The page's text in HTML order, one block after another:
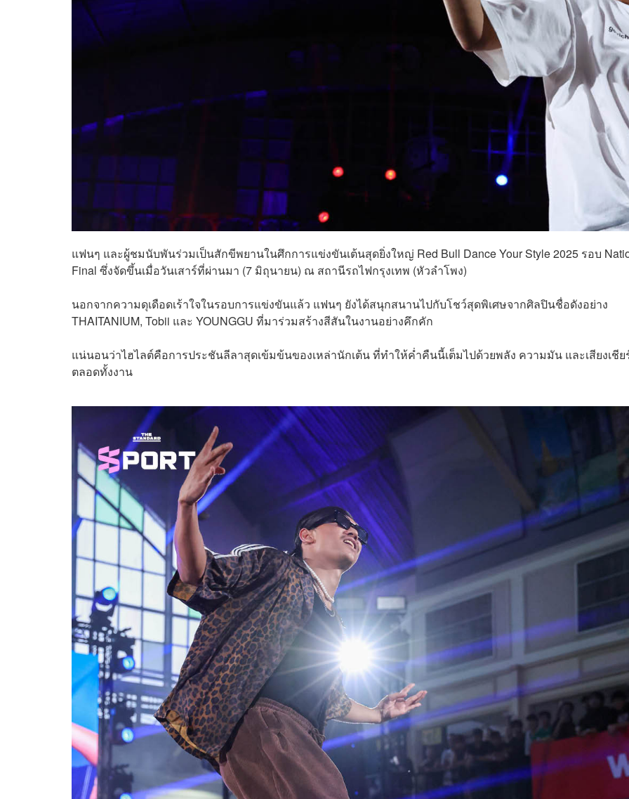
แฟนๆ และผู้ชมนับพันร่วมเป็นสักขีพยานในศึกการแข่งขันเต้นสุดยิ่งใหญ่ Red Bull Dance Your Style 2025 รอบ
Final ซึ่งจัดขึ้นเมื่อวันเสาร์ที่ผ่านมา (7 มิถุนายน) ณ สถานีรถไฟกรุงเทพ (หัวลำโพง)
นอกจากความดุเดือดเร้าใจในรอบการแข่งขันแล้ว แฟนๆ ยังได้สนุกสนานไปกับโชว์สุดพิเศษจากศิลปินชื่อดังอย่าง
THAITANIUM, Tobii และ YOUNGGU ที่มาร่วมสร้างสีสันในงานอย่างคึกคัก
แน่นอนว่าไฮไลต์คือการประชันลีลาสุดเข้มข้นของเหล่านักเต้น ที่ทำให้ค่ำคืนนี้เต็มไปด้วยพลัง ความมัน และเสียงเชี
ตลอดทั้งงาน